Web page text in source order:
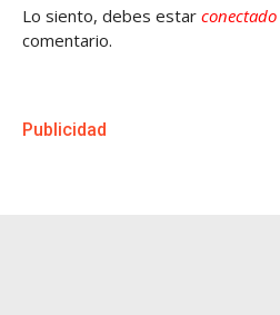
Lo siento, debes estar conectado
comentario.
Publicidad